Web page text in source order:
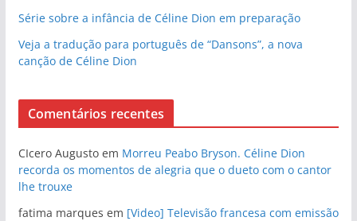
Série sobre a infância de Céline Dion em preparação
Veja a tradução para português de “Dansons”, a nova
canção de Céline Dion
Comentários recentes
CIcero Augustoem Morreu Peabo Bryson. Céline Dion
recorda os momentos de alegria que o dueto com o cantor
lhe trouxe
fatima marques em [Video] Televisão francesa com emissão